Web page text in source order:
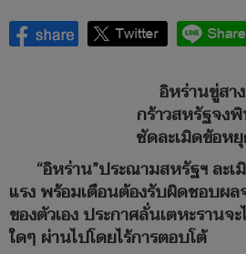
อิหร่านขู่สา
กร้าวสหรัฐจง
ซัดละเมิดข้อห
“อิหร่าน”ประณามสหรัฐฯ ละ
แรง พร้อมเตือนต้องรับผิดชอบผล
ของตัวเอง ประกาศลั่นเตหะรานจ
ใดๆ ผ่านไปโดยไร้การตอบโต้